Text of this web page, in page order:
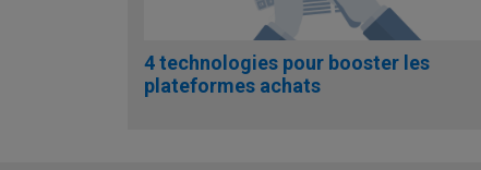
4 technologies pour booster les
plateformes achats